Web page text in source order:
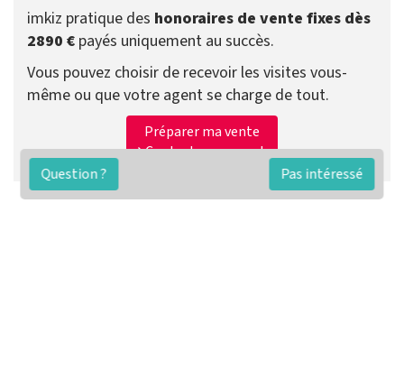
Question ? Pas intéressé
imkiz pratique des honoraires de vente fixes dès
2890 € payés uniquement au succès.
Vous pouvez choisir de recevoir les visites vous-
même ou que votre agent se charge de tout.
Préparer ma vente
Contacter un agent